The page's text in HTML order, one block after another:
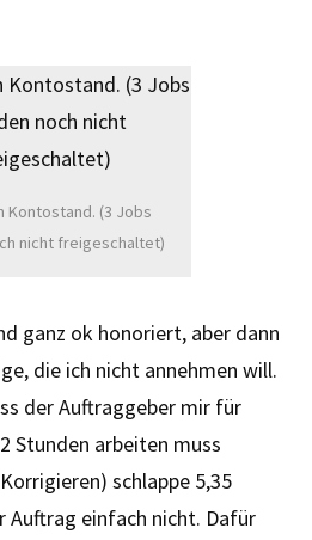
Kontostand. (3 Jobs
nicht freigeschaltet)
ganz ok honoriert, aber dann
die ich nicht annehmen will.
der Auftraggeber mir für
Stunden arbeiten muss
schlappe 5,35
einfach nicht. Dafür